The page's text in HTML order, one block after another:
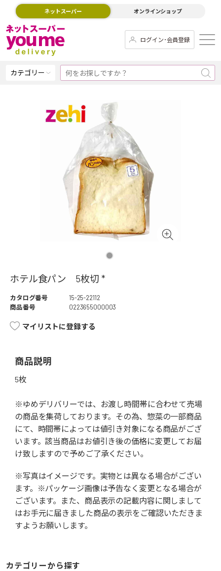
ネットスーパー オンラインショップ
ログイン･会員登録
カテゴリー
ホテル食パン 5枚切 *
カタログ番号
15-25-22112
商品番号
0223655000003
マイリストに登録する
商品説明
5枚
※ゆめデリバリーでは、お渡し時間帯に合わせて売場
の商品を集荷しております。その為、惣菜の一部商品
にて、時間帯によっては値引き対象になる商品がござ
います。該当商品はお値引き後の価格に変更してお届
け致しますので予めご了承ください。
※写真はイメージです。実物とは異なる場合がござい
ます。※パッケージ画像は予告なく変更となる場合が
ございます。また、商品表示の記載内容に関しまして
はお手元に届きました商品の表示をご確認いただきま
すようお願いします。
カテゴリーから探す